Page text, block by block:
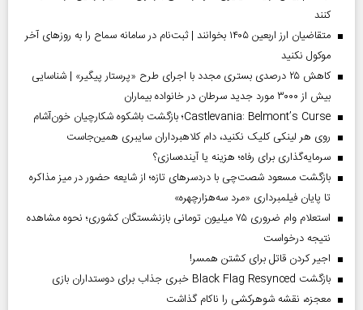
کنند
متقاضیان ارز اربعین ۱۴۰۵ بخوانند | ثبت‌نام در سامانه سماح را به روز‌های آخر
موکول نکنید
کاهش ۲۵ درصدی بستری مجدد با اجرای طرح «پرستار پیگیر» | شناسایی
بیش از ۳۰۰۰ مورد جدید سرطان در خانواده بیماران
Castlevania: Belmont’s Curse؛ بازگشت باشکوه شکارچیان خون‌آشام
روی هر لینکی کلیک نکنید، دام کلاهبرداران سایبری همین‌جاست
سرمایه‌گذاری برای رفاه؛ هزینه یا آینده‌سازی؟
بازگشت مسعود شصت‌چی با دردسر‌های تازه؛ از شایعه حضور در میز مذاکره
تا پایان فیلمبرداری «مرد سه‌هزارچهره»
استعلام وام ضروری ۷۵ میلیون تومانی بازنشستگان کشوری؛ نحوه مشاهده
نتیجه درخواست
اجیر کردن قاتل برای کشتن همسر!
بازگشت Black Flag Resynced خبری جذاب برای دوستداران بازی
معجزه، نقشه شوهرکشی را ناکام گذاشت